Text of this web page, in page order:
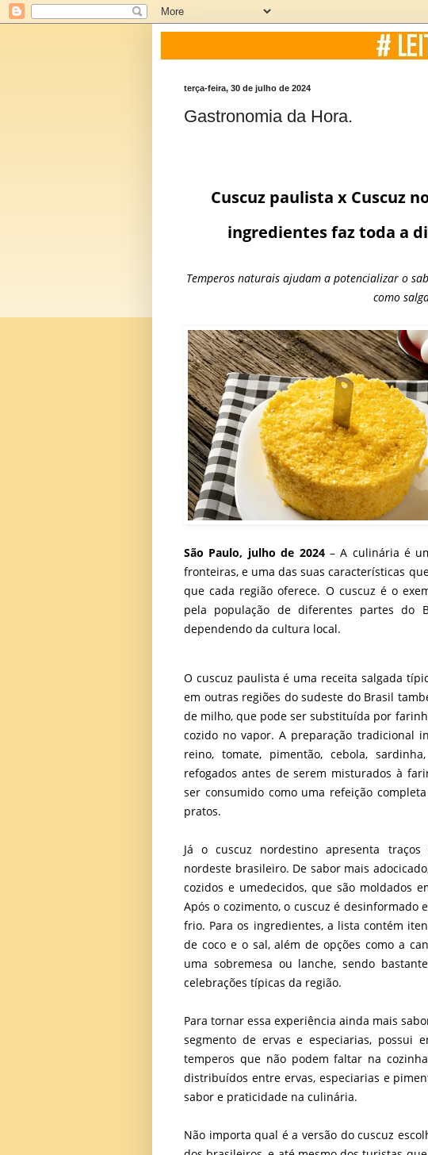
terça-feira, 30 de julho de 2024
Gastronomia da Hora.
Cuscuz paulista x Cuscuz
ingredientes faz toda a
Temperos naturais ajudam a potencializar o
como
São Paulo, julho de 2024– A culinária é
fronteiras, e uma das suas características
que cada região oferece. O cuscuz é o
pela população de diferentes partes do
dependendo da cultura local.
O cuscuz paulista é uma receita salgada
em outras regiões do sudeste do Brasil
de milho, que pode ser substituída por
cozido no vapor. A preparação tradicional
reino, tomate, pimentão, cebola,
refogados antes de serem misturados à
ser consumido como uma refeição
pratos.
Já o cuscuz nordestino apresenta
nordeste brasileiro. De sabor mais
cozidos e umedecidos, que são moldados
Após o cozimento, o cuscuz é
frio. Para os ingredientes, a lista contém
de coco e o sal, além de opções como a
uma sobremesa ou lanche, sendo
celebrações típicas da região.
Para tornar essa experiência ainda mais
segmento de ervas e especiarias, possui
temperos que não podem faltar na
distribuídos entre ervas, especiarias e
sabor e praticidade na culinária.
Não importa qual é a versão do cuscuz